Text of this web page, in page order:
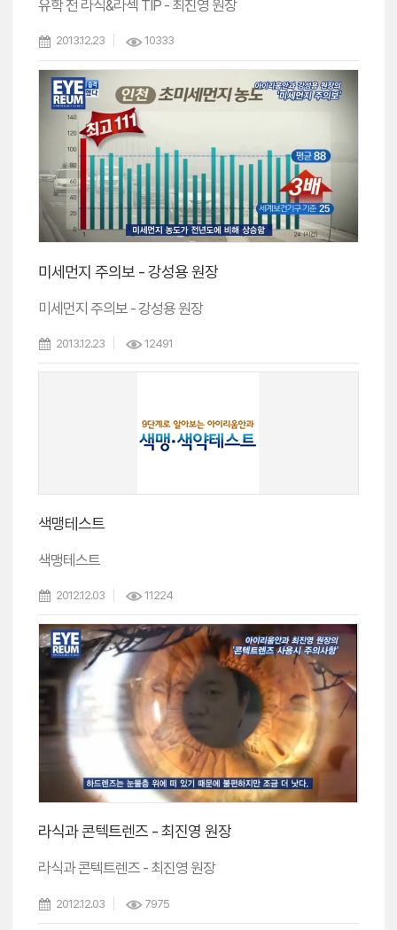
유학 전 라식&라섹 TIP - 최진영 원장
2013.12.23 10333
미세먼지 주의보 - 강성용 원장
미세먼지 주의보 - 강성용 원장
2013.12.23 12491
색맹테스트
색맹테스트
2012.12.03 11224
라식과 콘텍트렌즈 - 최진영 원장
라식과 콘텍트렌즈 - 최진영 원장
2012.12.03 7975